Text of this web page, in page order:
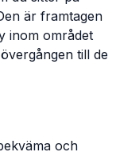
är framtagen
inom området
till de
och